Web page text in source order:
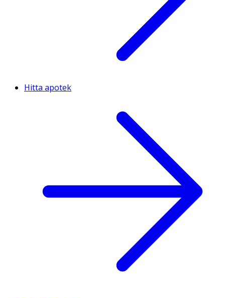
Hitta apotek